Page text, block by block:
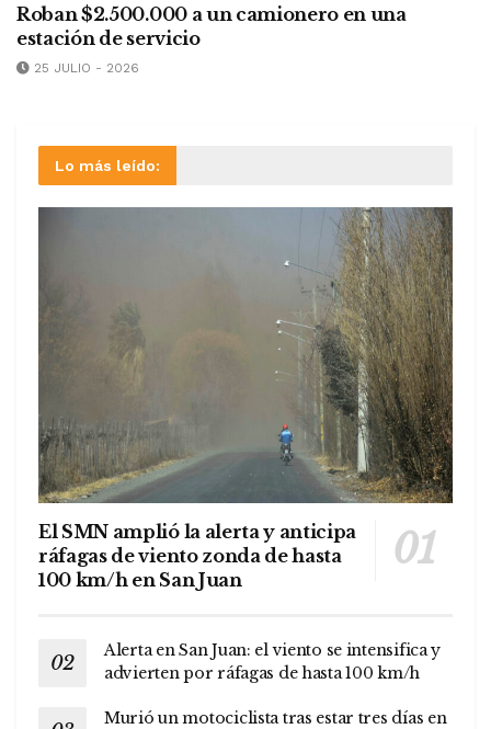
Roban $2.500.000 a un camionero en una
estación de servicio
25 JULIO - 2026
Lo más leído:
El SMN amplió la alerta y anticipa
ráfagas de viento zonda de hasta
100 km/h en San Juan
Alerta en San Juan: el viento se intensifica y
advierten por ráfagas de hasta 100 km/h
Murió un motociclista tras estar tres días en